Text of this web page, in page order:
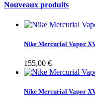
Nouveaux produits
Nike Mercurial Vapor
155,00 €
Nike Mercurial Vapor